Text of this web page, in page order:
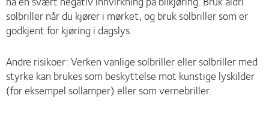
solbriller når du kjører i mørket, og bruk solbriller som er
godkjent for kjøring i dagslys.
Andre risikoer: Verken vanlige solbriller eller solbriller med
styrke kan brukes som beskyttelse mot kunstige lyskilder
(for eksempel sollamper) eller som vernebriller.